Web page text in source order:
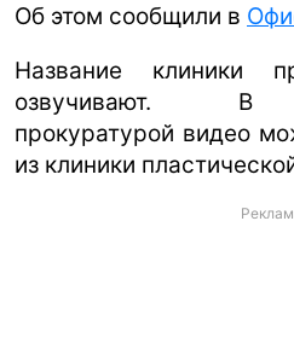
Об этом сообщили в
Название клиники
озвучивают. В
прокуратурой видео
из клиники